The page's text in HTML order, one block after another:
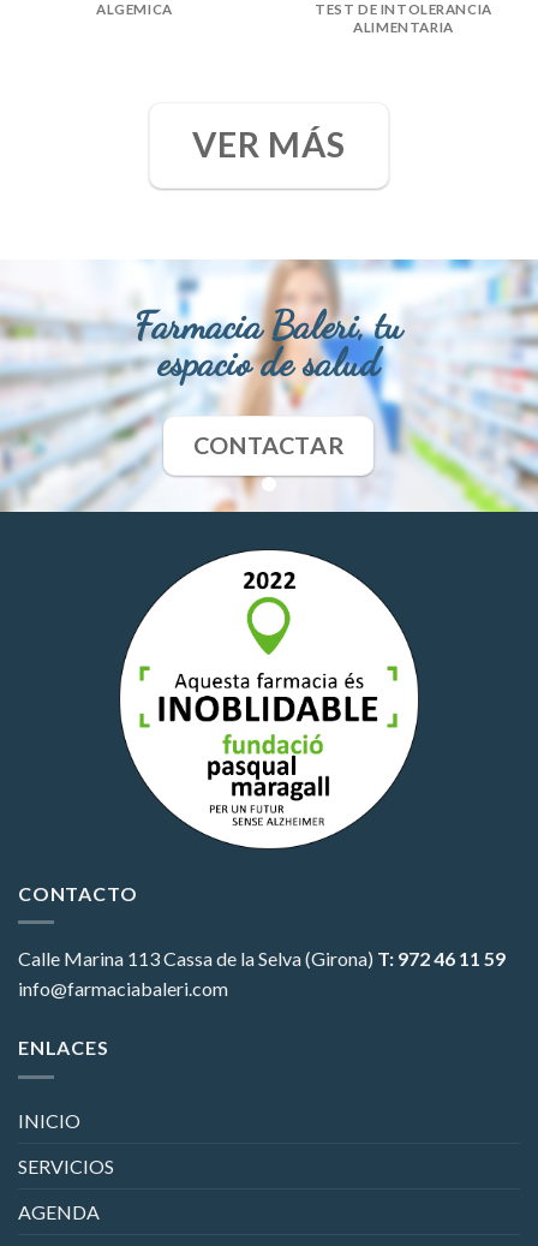
ALGEMICA
TEST DE INTOLERANCIA
ALIMENTARIA
VER MÁS
Farmacia Baleri, tu
espacio de salud
CONTACTAR
CONTACTO
Calle Marina 113Cassa de la Selva (Girona) T: 972 46 11 59
info@farmaciabaleri.com
ENLACES
INICIO
SERVICIOS
AGENDA